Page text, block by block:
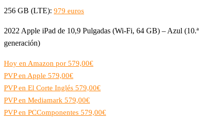
256 GB (LTE): 979 euros
2022 Apple iPad de 10,9 Pulgadas (Wi-Fi, 64 GB) – Azul (10.ª
generación)
Hoy en Amazon por 579,00€
PVP en Apple 579,00€
PVP en El Corte Inglés 579,00€
PVP en Mediamark 579,00€
PVP en PCComponentes 579,00€